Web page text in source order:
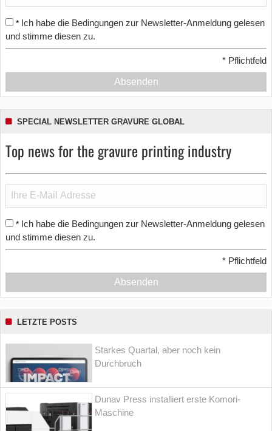
* Ich habe die Bedingungen zur Newsletter-Anmeldung gelesen
und stimme diesen zu.
* Pflichtfeld
Absenden
SPECIAL NEWSLETTER GRAVURE GLOBAL
Top news for the gravure printing industry
* Ich habe die Bedingungen zur Newsletter-Anmeldung gelesen
und stimme diesen zu.
* Pflichtfeld
Absenden
LETZTE POSTS
Starkes Quartal, aber noch kein
Durchbruch
Dunav Press installiert erste Komori-
Maschine